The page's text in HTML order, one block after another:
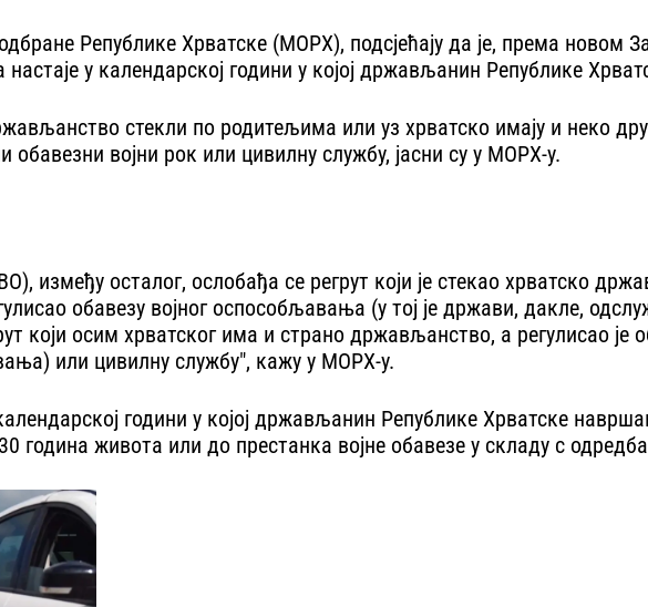
Републике Хрватске (МОРХ), подсјећају да је, према новом
у календарској години у којој држављанин Републике
стекли по родитељима или уз хрватско имају и неко
обавезни војни рок или цивилну службу, јасни су у МОРХ-у.
између осталог, ослобађа се регрут који је стекао хрватско
обавезу војног оспособљавања (у тој је држави, дакле,
који осим хрватског има и страно држављанство, а регулисао
или цивилну службу", кажу у МОРХ-у.
години у којој држављанин Републике Хрватске
година живота или до престанка војне обавезе у складу с